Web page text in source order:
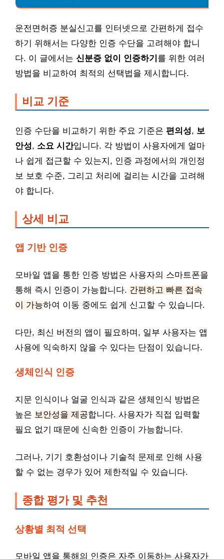
운전면허증 분실신고를 인터넷으로 간편하게 접수
하기 위해서는 다양한 인증 수단을 고려해야 합니
다. 이 글에서는 신분증 없이 인증하기 를 위한 여러
방법을 비교하여 최적의 선택법을 제시합니다.
비교 기준
인증 수단을 비교하기 위한 주요 기준은 편의성, 보
안성, 소요 시간입니다. 각 방법이 사용자에게 얼마
나 쉽게 접근할 수 있는지, 인증 과정에서의 개인정
보 보호 수준, 그리고 처리에 걸리는 시간을 고려해
야 합니다.
상세 비교
앱 기반 인증
모바일 앱을 통한 인증 방법은 사용자의 스마트폰을
통해 즉시 인증이 가능합니다. 간편하고 빠른 접속
이 가능하여 이동 중에도 쉽게 신고할 수 있습니다.
다만, 최신 버전의 앱이 필요하며, 일부 사용자는 앱
사용에 익숙하지 않을 수 있다는 단점이 있습니다.
생체인식 인증
지문 인식이나 얼굴 인식과 같은 생체인식 방법은
높은 보안성을 제공합니다. 사용자가 직접 입력할
필요 없기 때문에 신속한 인증이 가능합니다.
그러나, 기기 호환성이나 기술적 문제로 인해 사용
할 수 없는 경우가 있어 제한적일 수 있습니다.
종합 평가 및 추천
상황별 최적 선택
모바일 앱을 통해의 인증은 자주 이동하는 사용자가